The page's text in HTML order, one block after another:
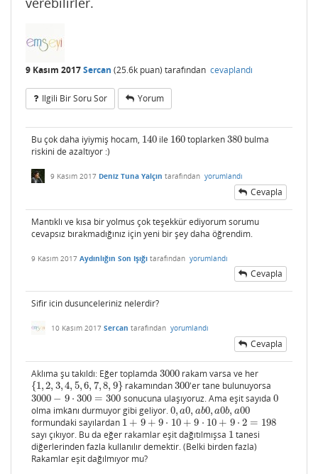
9 Kasım 2017Sercan (25.6k puan) tarafından cevaplandı
Ilgili Bir Soru Sor Yorum
Bu çok daha iyiymiş hocam, 140
140 ile 160
160toplarken380
380 bulma
riskini de azaltıyor :)
9 Kasım 2017 Deniz Tuna Yalçın tarafından yorumlandı
Cevapla
Mantıklı ve kısa bir yolmus çok teşekkür ediyorum sorumu
cevapsız bırakmadığınız için yeni bir şey daha öğrendim.
9 Kasım 2017 Aydınlığın Son Işığı tarafından yorumlandı
Cevapla
Sifir icin dusunceleriniz nelerdir?
10 Kasım 2017 Sercan tarafından yorumlandı
Cevapla
Aklıma şu takıldı: Eğer toplamda 3000
3000 rakam varsa ve her
{1, 2, 3, 4, 5, 6, 7,8, 9}
{1,2,3 ,4,5,6,7,8, 9} rakamından300
300'er tane bulunuyorsa
3000 − 9 ⋅ 300 = 300
3000 −9 300=300 sonucuna ulaşıyoruz. Ama eşit sayıda 0
0
olma imkânı durmuyor gibi geliyor.0, a0, ab0, a0b, a00
0,a0,a b0,a0b,a00
formundaki sayılardan 1 + 9 + 9 ⋅ 10 + 9 ⋅ 10 + 9 ⋅ 2 = 198
1 +9 +9 ⋅10+ 9 ⋅10 +9 ⋅2 = 198
sayı çıkıyor. Bu da eğer rakamlar eşit dağıtılmışsa 1
1tanesi
diğerlerinden fazla kullanılır demektir. (Belki birden fazla)
Rakamlar eşit dağılmıyor mu?